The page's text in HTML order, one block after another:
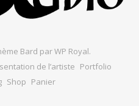
Bard parWP Royal.
de l’artiste Portfolio
Shop Panier